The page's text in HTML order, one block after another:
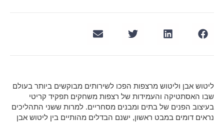
ליטוש אבן וליטוש מרצפות הפכו לשירותים מבוקשים ביותר בעולם
שבו האסתטיקה והעמידות של רצפות משחקים תפקיד קריטי
בעיצוב הפנים של בתים ומבנים מסחריים. למרות ששני התהליכים
נראים דומים במבט ראשון, ישנם הבדלים מהותיים בין ליטוש אבן